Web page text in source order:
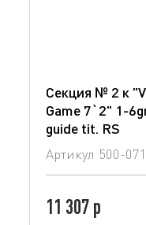
Секция № 2 к
Game 7`2" 1-
guide tit. RS
Артикул 500-
11 307 р